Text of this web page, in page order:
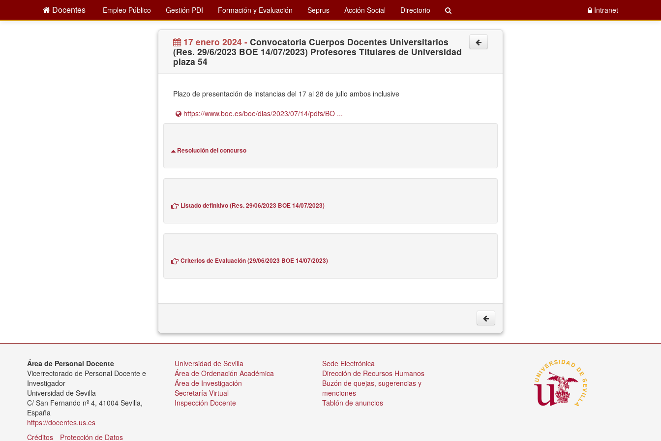
Docentes Intranet
Empleo Público Gestión PDI Formación y Evaluación Seprus Acción Social Directorio
17 enero 2024 - Convocatoria Cuerpos Docentes Universitarios
(Res. 29/6/2023 BOE 14/07/2023) Profesores Titulares de Universidad
plaza 54
Plazo de presentación de instancias del 17 al 28 de julio ambos inclusive
https://www.boe.es/boe/dias/2023/07/14/pdfs/BO ...
Resolución del concurso
Listado definitivo (Res. 29/06/2023 BOE 14/07/2023)
Criterios de Evaluación (29/06/2023 BOE 14/07/2023)
Área de Personal Docente
Vicerrectorado de Personal Docente e
Investigador
Universidad de Sevilla
C/ San Fernando nº 4, 41004 Sevilla,
España
https://docentes.us.es
Créditos
Protección de Datos
Universidad de Sevilla
Área de Ordenación Académica
Área de Investigación
Secretaría Virtual
Inspección Docente
Sede Electrónica
Dirección de Recursos Humanos
Buzón de quejas, sugerencias y
menciones
Tablón de anuncios